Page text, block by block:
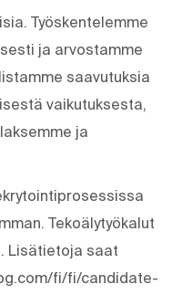
Työskentelemme
ja arvostamme
saavutuksia
vaikutuksesta,
ja
Tekoälytyökalut
Lisätietoja saat
fi/fi/candidate-